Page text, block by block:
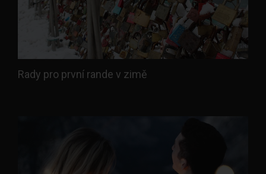
Rady pro první rande v zimě